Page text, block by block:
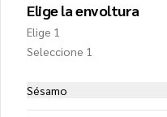
Elige la envoltura
Elige 1
Seleccione 1
Sésamo